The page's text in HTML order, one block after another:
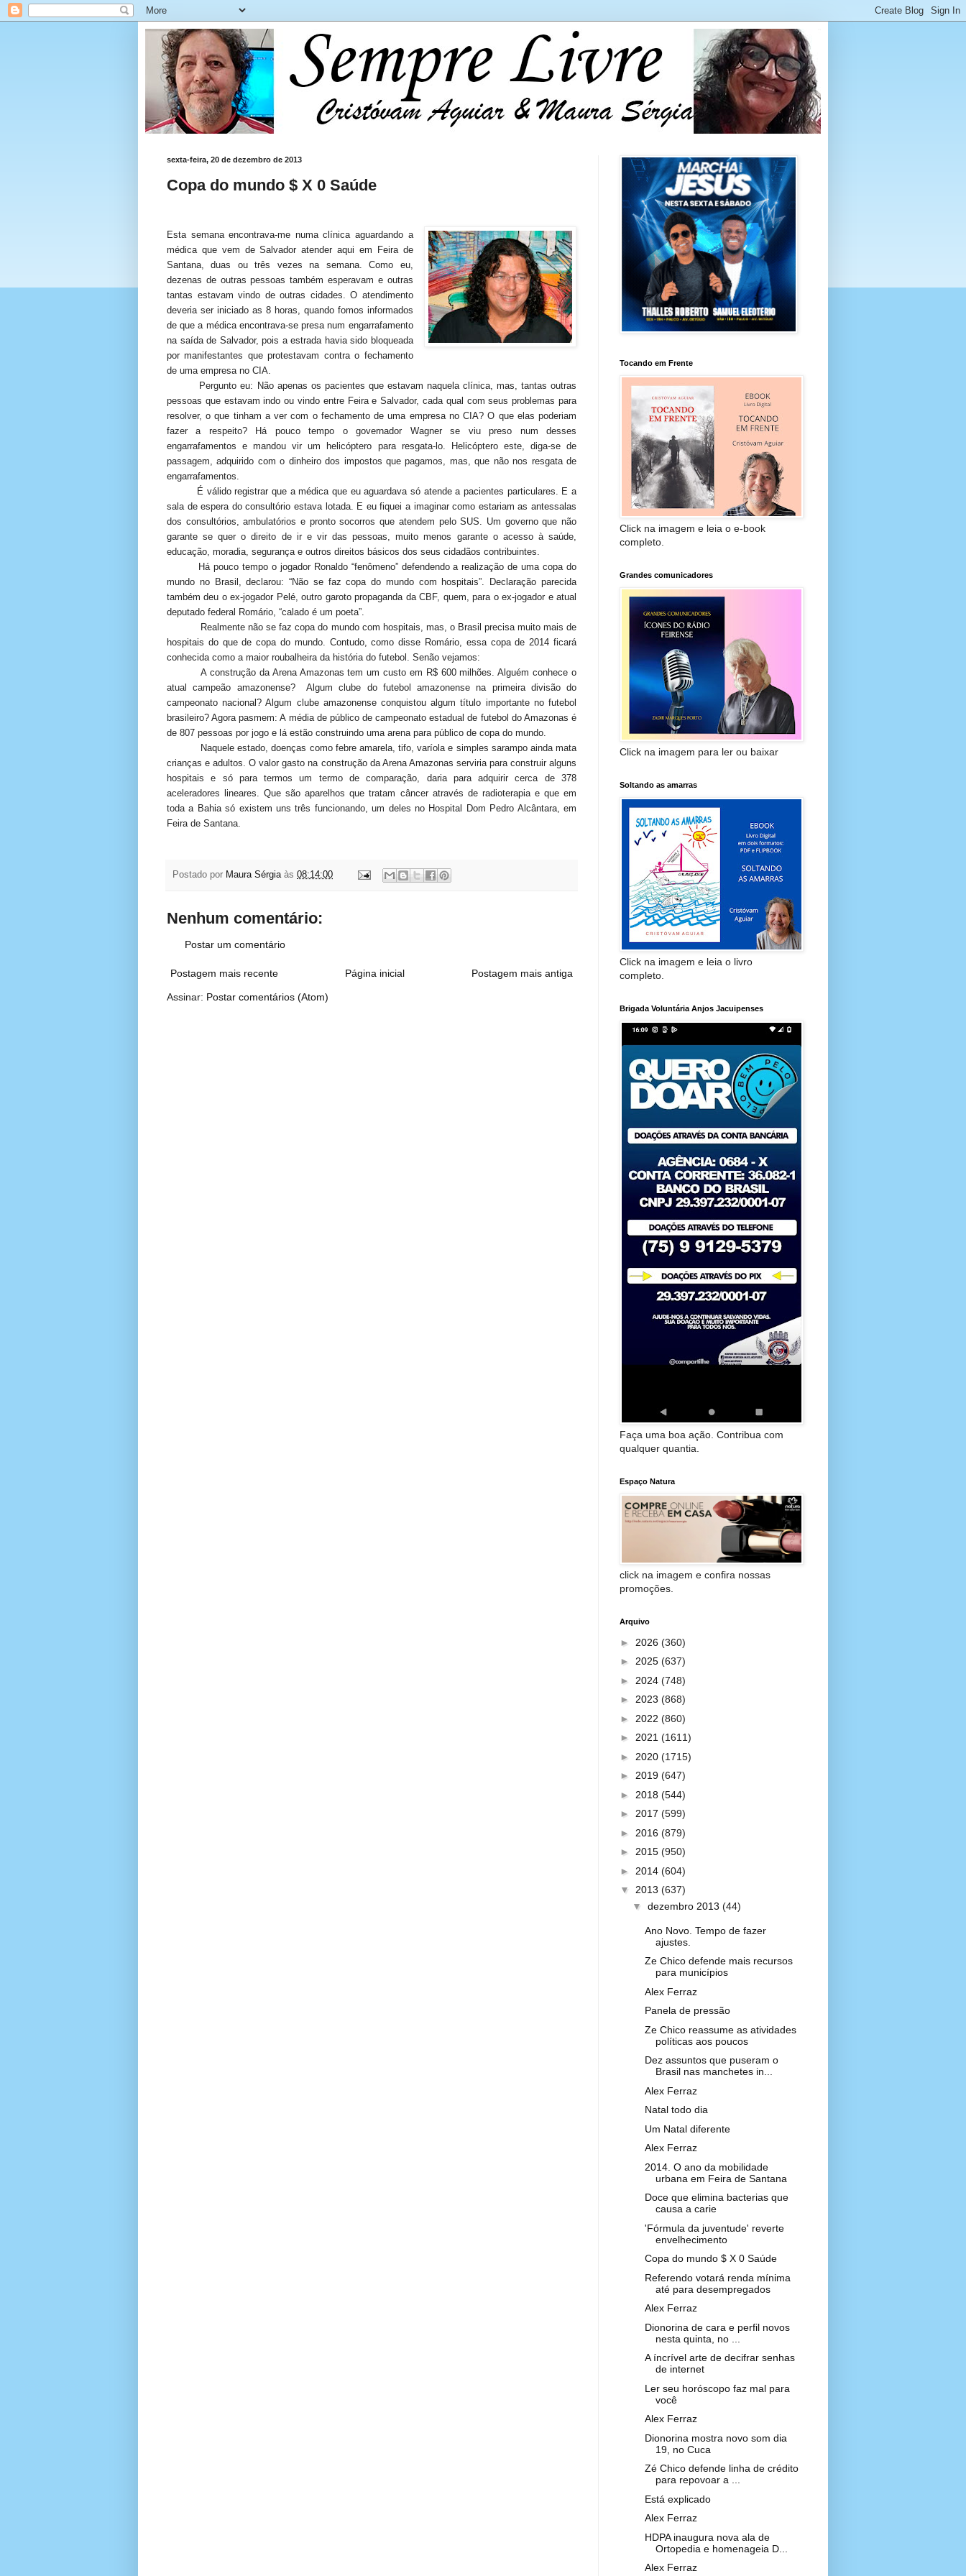
sexta-feira, 20 de dezembro de 2013
Copa do mundo $ X 0 Saúde
Esta semana encontrava-me numa clínica aguardando a
médica que vem de Salvador atender aqui em Feira de
Santana, duas ou três vezes na semana. Como eu,
dezenas de outras pessoas também esperavam e outras
tantas estavam vindo de outras cidades. O atendimento
deveria ser iniciado as 8 horas, quando fomos informados
de que a médica encontrava-se presa num engarrafamento
na saída de Salvador, pois a estrada havia sido bloqueada
por manifestantes que protestavam contra o fechamento
de uma empresa no CIA.
Pergunto eu: Não apenas os pacientes que estavam naquela clínica, mas, tantas outras
pessoas que estavam indo ou vindo entre Feira e Salvador, cada qual com seus problemas para
resolver, o que tinham a ver com o fechamento de uma empresa no CIA? O que elas poderiam
fazer a respeito? Há pouco tempo o governador Wagner se viu preso num desses
engarrafamentos e mandou vir um helicóptero para resgata-lo. Helicóptero este, diga-se de
passagem, adquirido com o dinheiro dos impostos que pagamos, mas, que não nos resgata de
engarrafamentos.
É válido registrar que a médica que eu aguardava só atende a pacientes particulares. E a
sala de espera do consultório estava lotada. E eu fiquei a imaginar como estariam as antessalas
dos consultórios, ambulatórios e pronto socorros que atendem pelo SUS. Um governo que não
garante se quer o direito de ir e vir das pessoas, muito menos garante o acesso à saúde,
educação, moradia, segurança e outros direitos básicos dos seus cidadãos contribuintes.
Há pouco tempo o jogador Ronaldo “fenômeno” defendendo a realização de uma copa do
mundo no Brasil, declarou: “Não se faz copa do mundo com hospitais”. Declaração parecida
também deu o ex-jogador Pelé, outro garoto propaganda da CBF, quem, para o ex-jogador e atual
deputado federal Romário, “calado é um poeta”.
Realmente não se faz copa do mundo com hospitais, mas, o Brasil precisa muito mais de
hospitais do que de copa do mundo. Contudo, como disse Romário, essa copa de 2014 ficará
conhecida como a maior roubalheira da história do futebol. Senão vejamos:
A construção da Arena Amazonas tem um custo em R$ 600 milhões. Alguém conhece o
atual campeão amazonense?
Algum clube do futebol amazonense na primeira divisão do
campeonato nacional? Algum clube amazonense conquistou algum título importante no futebol
brasileiro? Agora pasmem: A média de público de campeonato estadual de futebol do Amazonas é
de 807 pessoas por jogo e lá estão construindo uma arena para público de copa do mundo.
Naquele estado, doenças como febre amarela, tifo, varíola e simples sarampo ainda mata
crianças e adultos. O valor gasto na construção da Arena Amazonas serviria para construir alguns
hospitais e só para termos um termo de comparação, daria para adquirir cerca de 378
aceleradores lineares. Que são aparelhos que tratam câncer através de radioterapia e que em
toda a Bahia só existem uns três funcionando, um deles no Hospital Dom Pedro Alcântara, em
Feira de Santana.
Postado por Maura Sérgia às 08:14:00
Nenhum comentário:
Postar um comentário
Postagem mais recente Postagem mais antiga
Página inicial
Assinar: Postar comentários (Atom)
Tocando em Frente
Click na imagem e leia o e-book
completo.
Grandes comunicadores
Click na imagem para ler ou baixar
Soltando as amarras
Click na imagem e leia o livro
completo.
Brigada Voluntária Anjos Jacuipenses
Faça uma boa ação. Contribua com
qualquer quantia.
Espaço Natura
click na imagem e confira nossas
promoções.
Arquivo
► 2026 (360)
► 2025 (637)
► 2024 (748)
► 2023 (868)
► 2022 (860)
► 2021 (1611)
► 2020 (1715)
► 2019 (647)
► 2018 (544)
► 2017 (599)
► 2016 (879)
► 2015 (950)
► 2014 (604)
▼ 2013 (637)
▼ dezembro 2013 (44)
Ano Novo. Tempo de fazer
ajustes.
Ze Chico defende mais recursos
para municípios
Alex Ferraz
Panela de pressão
Ze Chico reassume as atividades
políticas aos poucos
Dez assuntos que puseram o
Brasil nas manchetes in...
Alex Ferraz
Natal todo dia
Um Natal diferente
Alex Ferraz
2014. O ano da mobilidade
urbana em Feira de Santana
Doce que elimina bacterias que
causa a carie
'Fórmula da juventude' reverte
envelhecimento
Copa do mundo $ X 0 Saúde
Referendo votará renda mínima
até para desempregados
Alex Ferraz
Dionorina de cara e perfil novos
nesta quinta, no ...
A íncrível arte de decifrar senhas
de internet
Ler seu horóscopo faz mal para
você
Alex Ferraz
Dionorina mostra novo som dia
19, no Cuca
Zé Chico defende linha de crédito
para repovoar a ...
Está explicado
Alex Ferraz
HDPA inaugura nova ala de
Ortopedia e homenageia D...
Alex Ferraz